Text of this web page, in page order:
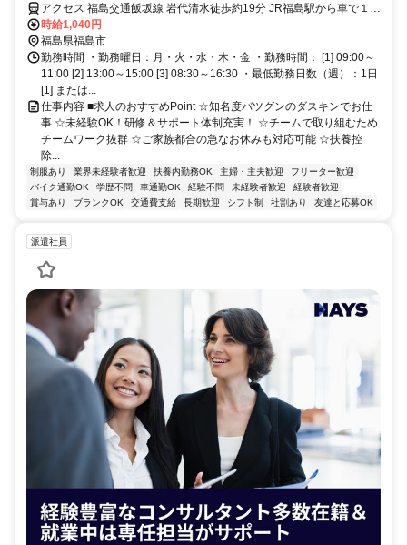
アクセス 福島交通飯坂線 岩代清水徒歩約19分 JR福島駅から車で１０
分
時給1,040円
福島県福島市
勤務時間 ・勤務曜日：月・火・水・木・金 ・勤務時間： [1] 09:00～
11:00 [2] 13:00～15:00 [3] 08:30～16:30 ・最低勤務日数（週）：1日
[1] または...
仕事内容 ■求人のおすすめPoint ☆知名度バツグンのダスキンでお仕
事 ☆未経験OK！研修＆サポート体制充実！ ☆チームで取り組むため
チームワーク抜群 ☆ご家族都合の急なお休みも対応可能 ☆扶養控
除...
制服あり 業界未経験者歓迎 扶養内勤務OK 主婦・主夫歓迎
フリーター歓迎
バイク通勤OK
学歴不問 車通勤OK 経験不問 未経験者歓迎
経験者歓迎
賞与あり
ブランクOK 交通費支給 長期歓迎 シフト制 社割あり 友達と応募OK
派遣社員